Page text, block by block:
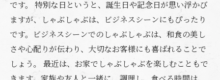
です。 特別な日というと、誕生日や記念日が思い浮かび
ますが、しゃぶしゃぶは、ビジネスシーンにもぴったり
です。ビジネスシーンでのしゃぶしゃぶは、和食の美し
さや心配りが伝わり、大切なお客様にも喜ばれることで
しょう。 最近は、お家でしゃぶしゃぶを楽しむこともで